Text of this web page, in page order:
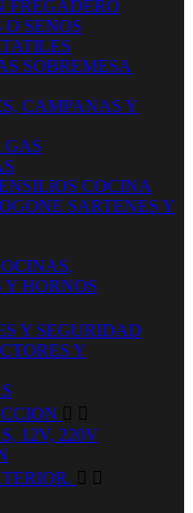
FREGADERO
SENOS
SOBREMESA
CAMPANAS Y
GAS
COCINA
SARTENES Y
Y HORNOS
Y SEGURIDAD
Y
 
12V, 220V
 